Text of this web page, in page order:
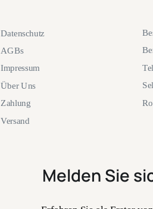
Datenschutz
AGBs
Impressum
Über Uns
Zahlung
Versand
Melden Sie